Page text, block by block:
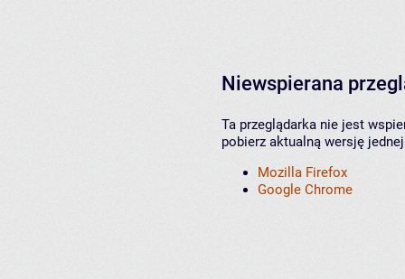
Niewspierana
Ta przeglądarka nie jest
pobierz aktualną wersję
Mozilla Firefox
Google Chrome